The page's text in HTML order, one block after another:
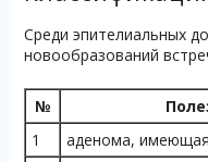
Среди эпителиальных
новообразований
№
1
аденома,